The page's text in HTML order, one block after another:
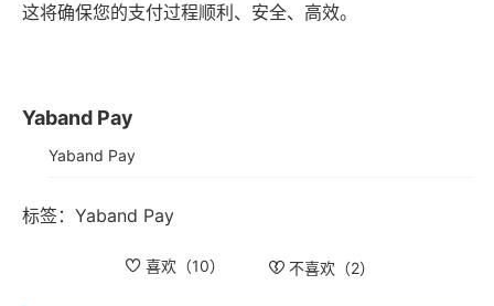
这将确保您的支付过程顺利、安全、高效。
Yaband Pay
Yaband Pay
标签： Yaband Pay
喜欢（10） 不喜欢（2）